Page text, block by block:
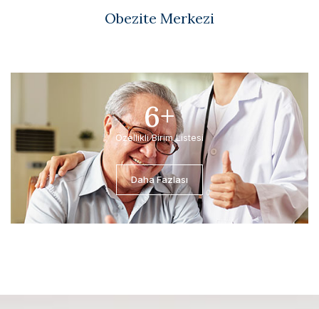
Obezite Merkezi
Özellikli Birim Listesi
6+
Daha Fazlası